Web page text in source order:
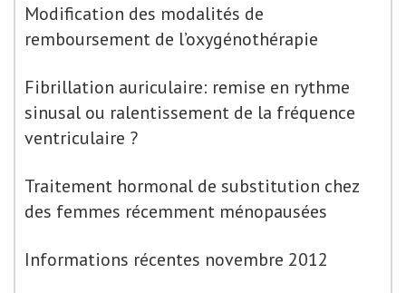
Modification des modalités de
remboursement de l’oxygénothérapie
Fibrillation auriculaire: remise en rythme
sinusal ou ralentissement de la fréquence
ventriculaire ?
Traitement hormonal de substitution chez
des femmes récemment ménopausées
Informations récentes novembre 2012